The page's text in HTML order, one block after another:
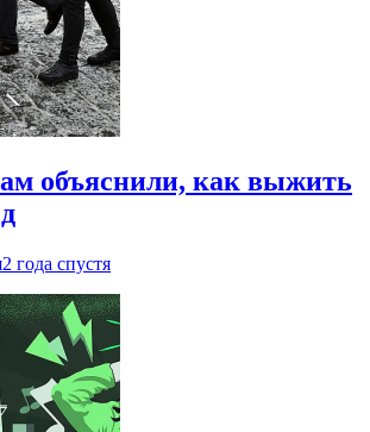
объяснили, как выжить
2 года спустя